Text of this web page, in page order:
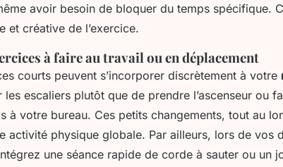
avoir besoin de bloquer du temps spécifique.
et créative de l’exercice.
à faire au travail ou en déplacement
courts peuvent s’incorporer discrètement à votre
escaliers plutôt que de prendre l’ascenseur ou
à votre bureau. Ces petits changements, tout au
activité physique globale. Par ailleurs, lors de vos
une séance rapide de corde à sauter ou un